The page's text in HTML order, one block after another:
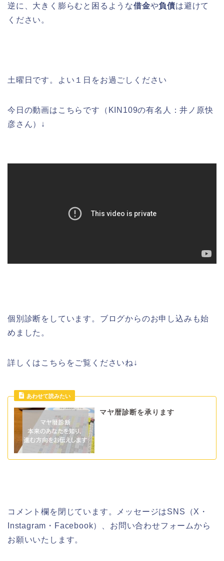
逆に、大きく膨らむと困るような借金や負債は避けて
ください。
土曜日です。よい１日をお過ごしください
今日の動画はこちらです（KIN109の有名人：井ノ原快
彦さん）↓
個別診断をしています。ブログからのお申し込みも始
めました。
詳しくはこちらをご覧くださいね↓
マヤ暦診断を承ります
コメント欄を閉じています。メッセージはSNS（X・
Instagram・Facebook）、お問い合わせフォームから
お願いいたします。